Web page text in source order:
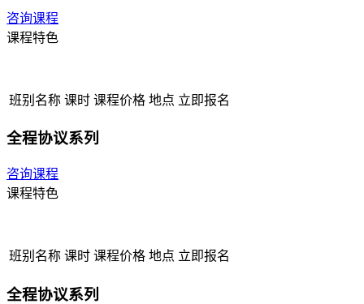
咨询课程
课程特色
班别名称 课时 课程价格 地点 立即报名
全程协议系列
咨询课程
课程特色
班别名称 课时 课程价格 地点 立即报名
全程协议系列